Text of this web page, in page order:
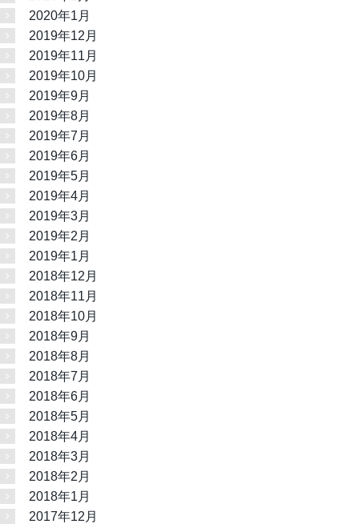
2020年1月
2019年12月
2019年11月
2019年10月
2019年9月
2019年8月
2019年7月
2019年6月
2019年5月
2019年4月
2019年3月
2019年2月
2019年1月
2018年12月
2018年11月
2018年10月
2018年9月
2018年8月
2018年7月
2018年6月
2018年5月
2018年4月
2018年3月
2018年2月
2018年1月
2017年12月